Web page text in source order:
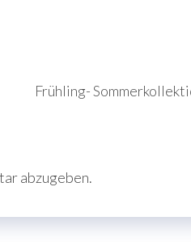
Frühling-
abzugeben.